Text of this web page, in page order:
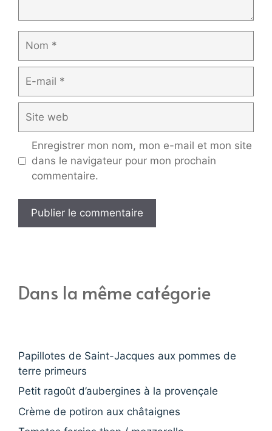
mail
web
Enregistrer mon nom, mon e-mail et mon site
dans le navigateur pour mon prochain
commentaire.
Dans la même catégorie
Papillotes de Saint-Jacques aux pommes de
terre primeurs
Petit ragoût d’aubergines à la provençale
Crème de potiron aux châtaignes